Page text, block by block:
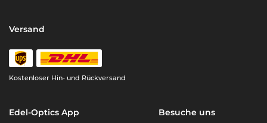
Versand
Kostenloser Hin- und Rückversand
Edel-Optics App Besuche uns